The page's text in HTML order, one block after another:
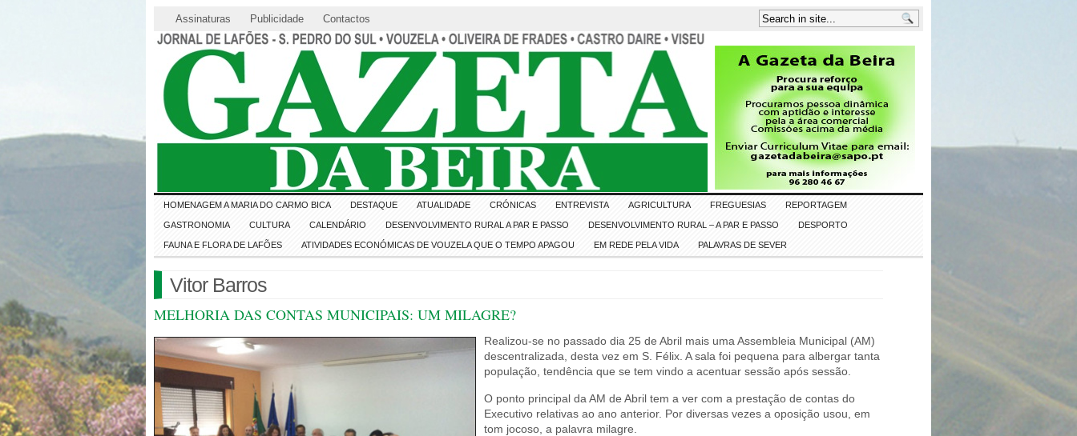
Assinaturas Publicidade Contactos
HOMENAGEM A MARIA DO CARMO BICA DESTAQUE ATUALIDADE CRÓNICAS ENTREVISTA AGRICULTURA FREGUESIAS REPORTAGEM
GASTRONOMIA CULTURA CALENDÁRIO DESENVOLVIMENTO RURAL A PAR E PASSO DESENVOLVIMENTO RURAL – A PAR E PASSO DESPORTO
FAUNA E FLORA DE LAFÕES ATIVIDADES ECONÓMICAS DE VOUZELA QUE O TEMPO APAGOU EM REDE PELA VIDA PALAVRAS DE SEVER
Vitor Barros
MELHORIA DAS CONTAS MUNICIPAIS: UM MILAGRE?
Realizou-se no passado dia 25 de Abril mais uma Assembleia Municipal (AM)
descentralizada, desta vez em S. Félix. A sala foi pequena para albergar tanta
população, tendência que se tem vindo a acentuar sessão após sessão.
O ponto principal da AM de Abril tem a ver com a prestação de contas do
Executivo relativas ao ano anterior. Por diversas vezes a oposição usou, em
tom jocoso, a palavra milagre.